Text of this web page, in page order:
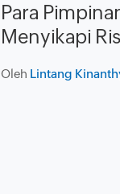
Para
Menyikapi
Oleh Lintang